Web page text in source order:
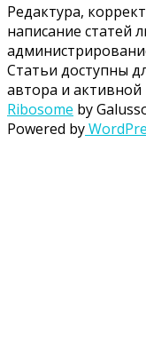
Редактура,
написание статей
Статьи доступны
автора и активной
Ribosome by
Powered by